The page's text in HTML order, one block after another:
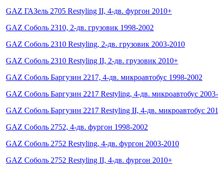
GAZ ГАЗель 2705 Restyling II, 4-дв. фургон 2010+
GAZ Соболь 2310, 2-дв. грузовик 1998-2002
GAZ Соболь 2310 Restyling, 2-дв. грузовик 2003-2010
GAZ Соболь 2310 Restyling II, 2-дв. грузовик 2010+
GAZ Соболь Баргузин 2217, 4-дв. микроавтобус 1998-2002
GAZ Соболь Баргузин 2217 Restyling, 4-дв. микроавтобус
GAZ Соболь Баргузин 2217 Restyling II, 4-дв. микроавтобус
GAZ Соболь 2752, 4-дв. фургон 1998-2002
GAZ Соболь 2752 Restyling, 4-дв. фургон 2003-2010
GAZ Соболь 2752 Restyling II, 4-дв. фургон 2010+